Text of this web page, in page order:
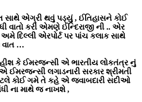
સાથે એગ્રી થવું પડ્યું , ઈતિહાસને કોઈ
વાતો કરી એમણે ઈન્દિરાજી ની .. એર
દિલ્લી એરપોર્ટ પર પાંચ કલાક સાથે
વાત …
કે ઈમરજન્સી એ ભારતીય લોકતંત્ર નું
લગાડનારી સરકાર શ્રીમતી
કોઈ ગમે તે કહે એ જવાબદારી સદીઓ
ના માથે જ નાખશે ,